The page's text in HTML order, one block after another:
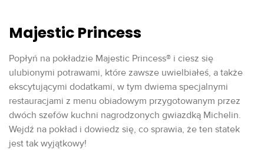
Majestic Princess
Popłyń na pokładzie Majestic Princess® i ciesz się
ulubionymi potrawami, które zawsze uwielbiałeś, a także
ekscytującymi dodatkami, w tym dwiema specjalnymi
restauracjami z menu obiadowym przygotowanym przez
dwóch szefów kuchni nagrodzonych gwiazdką Michelin.
Wejdź na pokład i dowiedz się, co sprawia, że ten statek
jest tak wyjątkowy!